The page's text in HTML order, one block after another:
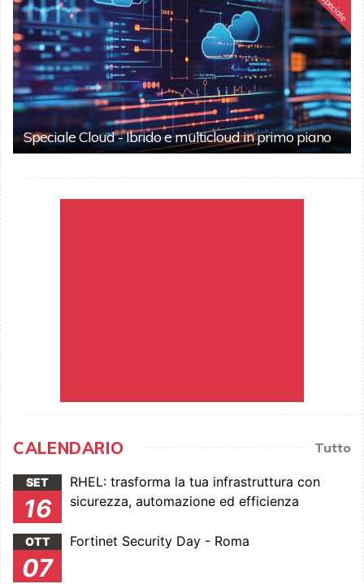
Speciale
Speciale Cloud - Ibrido e multicloud in primo piano
CALENDARIO Tutto
SET
16
RHEL: trasforma la tua infrastruttura con
sicurezza, automazione ed efficienza
OTT
07
Fortinet Security Day - Roma